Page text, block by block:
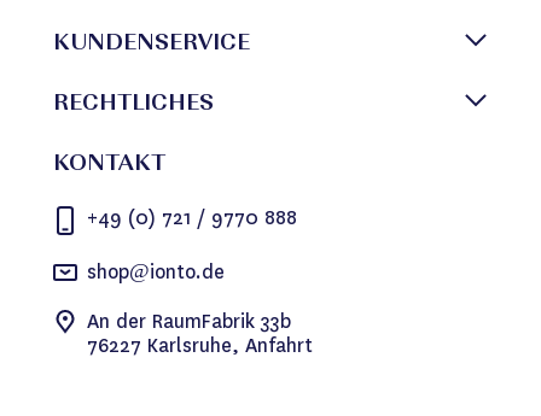
KUNDENSERVICE
RECHTLICHES
KONTAKT
+49 (0) 721 / 9770 888
shop@ionto.de
An der RaumFabrik 33b
76227 Karlsruhe, Anfahrt